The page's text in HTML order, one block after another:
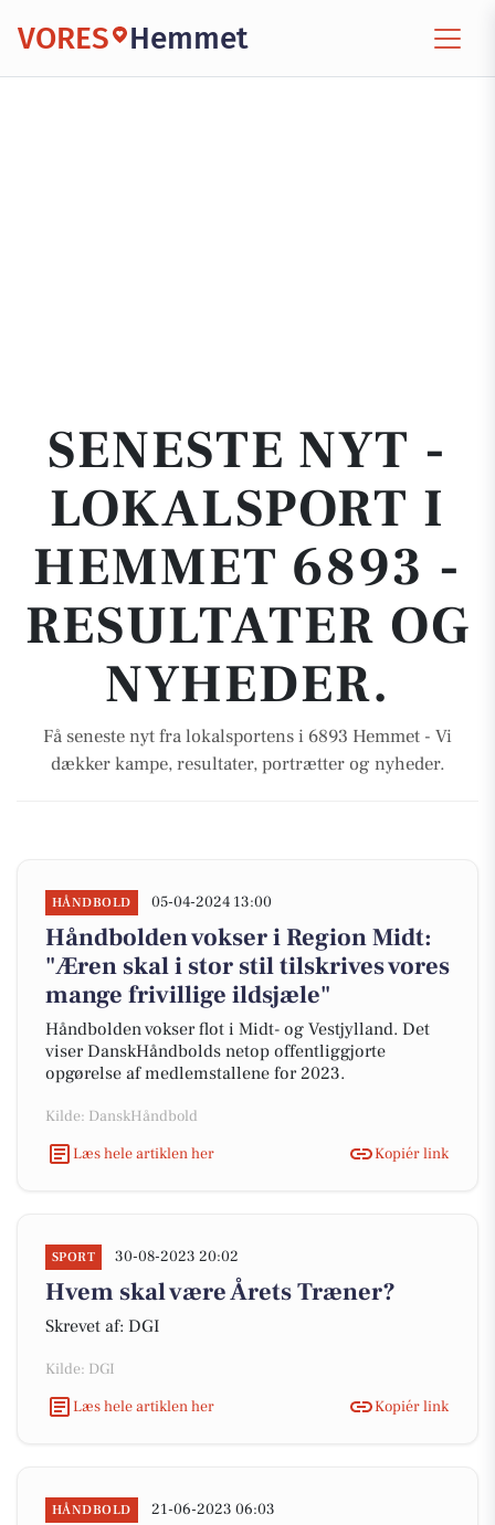
VORES Hemmet
SENESTE NYT -
LOKALSPORT I
HEMMET 6893 -
RESULTATER OG
NYHEDER.
Få seneste nyt fra lokalsportens i 6893 Hemmet - Vi
dækker kampe, resultater, portrætter og nyheder.
HÅNDBOLD 05-04-2024 13:00
Håndbolden vokser i Region Midt:
"Æren skal i stor stil tilskrives vores
mange frivillige ildsjæle"
Håndbolden vokser flot i Midt- og Vestjylland. Det
viser DanskHåndbolds netop offentliggjorte
opgørelse af medlemstallene for 2023.
Kilde: DanskHåndbold
Læs hele artiklen her
Kopiér link
SPORT 30-08-2023 20:02
Hvem skal være Årets Træner?
Skrevet af: DGI
Kilde: DGI
Læs hele artiklen her
Kopiér link
HÅNDBOLD 21-06-2023 06:03